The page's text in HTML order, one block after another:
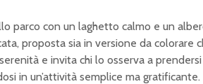
parco con un laghetto calmo e un
proposta sia in versione da colorare
e invita chi lo osserva a
in un’attività semplice ma